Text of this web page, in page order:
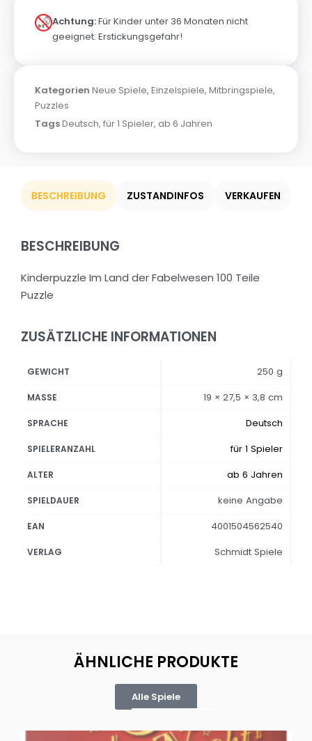
Achtung:Für Kinder unter 36 Monaten nicht
geeignet. Erstickungsgefahr!
Kategorien Neue Spiele, Einzelspiele, Mitbringspiele,
Puzzles
TagsDeutsch, für 1 Spieler, ab 6 Jahren
BESCHREIBUNG ZUSTANDINFOS VERKAUFEN
BESCHREIBUNG
Kinderpuzzle Im Land der Fabelwesen 100 Teile
Puzzle
ZUSÄTZLICHE INFORMATIONEN
GEWICHT 250 g
MASSE 19 × 27,5 × 3,8 cm
SPRACHE Deutsch
SPIELERANZAHL für 1 Spieler
ALTER ab 6 Jahren
SPIELDAUER keine Angabe
EAN 4001504562540
VERLAG Schmidt Spiele
ÄHNLICHE PRODUKTE
Alle Spiele